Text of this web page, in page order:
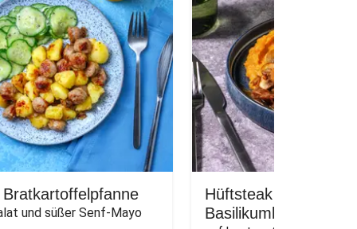
und süßer Senf-Mayo
Hüftsteak vom
Basilikumbutter